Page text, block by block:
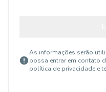
As informações serão
possa entrar em contato
política de privacidade e